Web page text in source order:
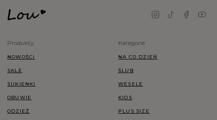
Produkty
NOWOŚCI
SALE
SUKIENKI
OBUWIE
ODZIEŻ
Kategorie
NA CO DZIEŃ
ŚLUB
WESELE
KIDS
PLUS SIZE